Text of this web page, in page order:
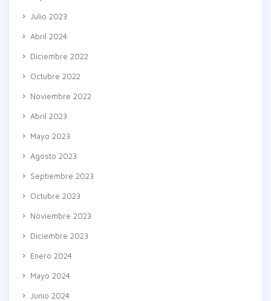
Julio 2023
Abril 2024
Diciembre 2022
Octubre 2022
Noviembre 2022
Abril 2023
Mayo 2023
Agosto 2023
Septiembre 2023
Octubre 2023
Noviembre 2023
Diciembre 2023
Enero 2024
Mayo 2024
Junio 2024